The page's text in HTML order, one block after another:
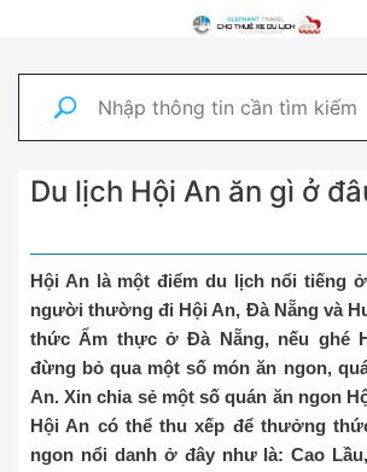
Du lịch Hội An ăn gì ở
Hội An là một điểm du lịch nổi tiếng
người thường đi Hội An, Đà Nẵng và
thức Ẩm thực ở Đà Nẵng, nếu ghé
đừng bỏ qua một số món ăn ngon,
An. Xin chia sẻ một số quán ăn ngon
Hội An có thể thu xếp để thưởng
ngon nổi danh ở đây như là: Cao